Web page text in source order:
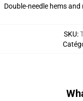
Double-needle hems
SKU: